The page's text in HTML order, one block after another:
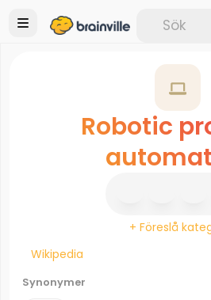
Robotic
+ Föreslå
Wikipedia
Synonymer